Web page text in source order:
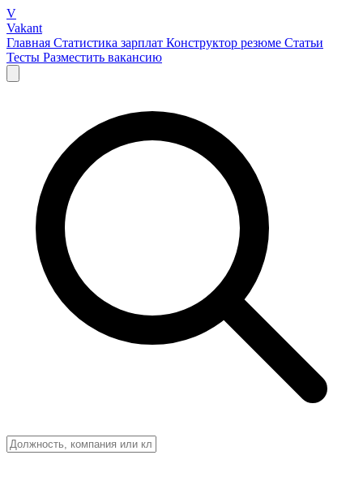
V
Vakant
Главная Статистика зарплат Конструктор резюме Статьи
Тесты Разместить вакансию